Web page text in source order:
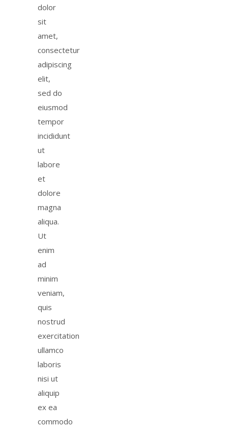
dolor
sit
amet,
consectetur
adipiscing
elit,
sed do
eiusmod
tempor
incididunt
ut
labore
et
dolore
magna
aliqua.
Ut
enim
ad
minim
veniam,
quis
nostrud
exercitation
ullamco
laboris
nisi ut
aliquip
ex ea
commodo